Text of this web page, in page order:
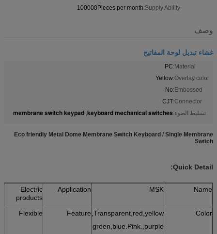
Supply Ability:
100000Pieces per month
وصف
غشاء تبديل لوحة المفاتيح
Material:
PC
Overlay color:
Yellow
Embossed:
No
Connector:
CJT
تسليط الضوء:keyboard mechanical switches
,
membrane switch keypad
Eco friendly Metal Dome Membrane Switch Keyboard / Single Membrane
Switch
Quick Detail:
Name
MSK
Application
Electric
products
Color
Transparent,red,yellow,
green,blue.Pink.,purple
Feature
Flexible